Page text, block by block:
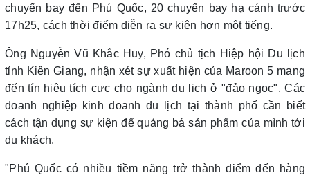
chuyến bay đến Phú Quốc, 20 chuyến bay hạ cánh trước
17h25, cách thời điểm diễn ra sự kiện hơn một tiếng.
Ông Nguyễn Vũ Khắc Huy, Phó chủ tịch Hiệp hội Du lịch
tỉnh Kiên Giang, nhận xét sự xuất hiện của Maroon 5 mang
đến tín hiệu tích cực cho ngành du lịch ở "đảo ngọc". Các
doanh nghiệp kinh doanh du lịch tại thành phố cần biết
cách tận dụng sự kiện để quảng bá sản phẩm của mình tới
du khách.
"Phú Quốc có nhiều tiềm năng trở thành điểm đến hàng